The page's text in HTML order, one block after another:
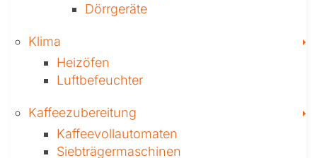
Dörrgeräte
Klima
Heizöfen
Luftbefeuchter
Kaffee­zubereitung
Kaffeevollautomaten
Siebträgermaschinen